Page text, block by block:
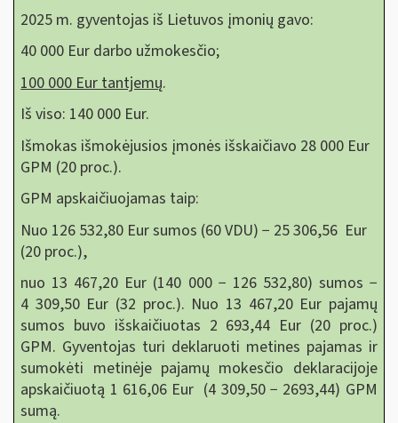
2025 m. gyventojas iš Lietuvos įmonių gavo:
40 000 Eur darbo užmokesčio;
100 000 Eur tantjemų.
Iš viso: 140 000 Eur.
Išmokas išmokėjusios įmonės išskaičiavo 28 000 Eur
GPM (20 proc.).
GPM apskaičiuojamas taip:
Nuo 126 532,80 Eur sumos (60 VDU) − 25 306,56 Eur
(20 proc.),
nuo 13 467,20 Eur (140 000 − 126 532,80) sumos −
4 309,50 Eur (32 proc.). Nuo 13 467,20 Eur pajamų
sumos buvo išskaičiuotas 2 693,44 Eur (20 proc.)
GPM. Gyventojas turi deklaruoti metines pajamas ir
sumokėti metinėje pajamų mokesčio deklaracijoje
apskaičiuotą 1 616,06 Eur (4 309,50 − 2693,44) GPM
sumą.